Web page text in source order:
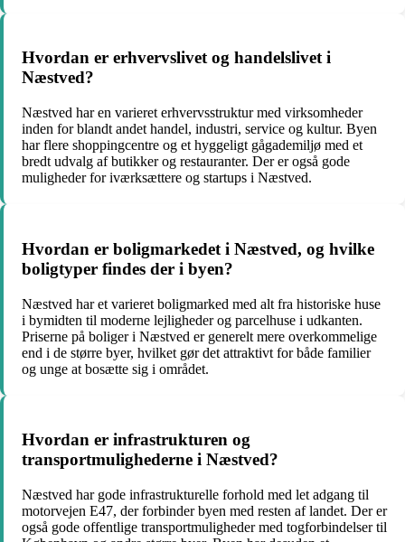
Hvordan er erhvervslivet og handelslivet i
Næstved?
Næstved har en varieret erhvervsstruktur med virksomheder
inden for blandt andet handel, industri, service og kultur. Byen
har flere shoppingcentre og et hyggeligt gågademiljø med et
bredt udvalg af butikker og restauranter. Der er også gode
muligheder for iværksættere og startups i Næstved.
Hvordan er boligmarkedet i Næstved, og hvilke
boligtyper findes der i byen?
Næstved har et varieret boligmarked med alt fra historiske huse
i bymidten til moderne lejligheder og parcelhuse i udkanten.
Priserne på boliger i Næstved er generelt mere overkommelige
end i de større byer, hvilket gør det attraktivt for både familier
og unge at bosætte sig i området.
Hvordan er infrastrukturen og
transportmulighederne i Næstved?
Næstved har gode infrastrukturelle forhold med let adgang til
motorvejen E47, der forbinder byen med resten af landet. Der er
også gode offentlige transportmuligheder med togforbindelser til